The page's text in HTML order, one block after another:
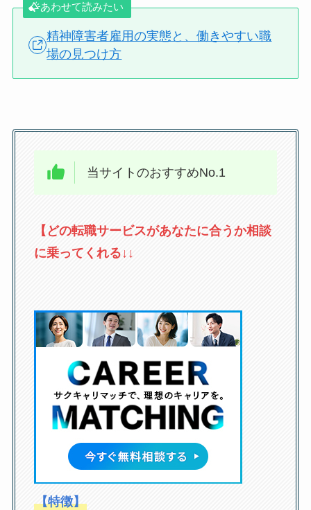
あわせて読みたい
精神障害者雇用の実態と、働きやすい職
場の見つけ方
当サイトのおすすめNo.1
【どの転職サービスがあなたに合うか相談
に乗ってくれる↓↓
【特徴】